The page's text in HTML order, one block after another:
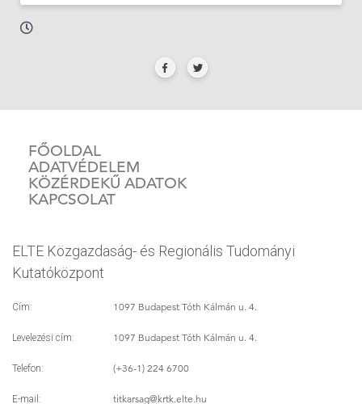
FŐOLDAL
ADATVÉDELEM
KÖZÉRDEKŰ ADATOK
KAPCSOLAT
ELTE Közgazdaság- és Regionális Tudományi
Kutatóközpont
Cím: 1097 Budapest Tóth Kálmán u. 4.
Levelezési cím: 1097 Budapest Tóth Kálmán u. 4.
Telefon: (+36-1) 224 6700
E-mail: titkarsag@krtk.elte.hu